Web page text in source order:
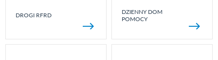
DROGI RFRD
DZIENNY DOM
POMOCY